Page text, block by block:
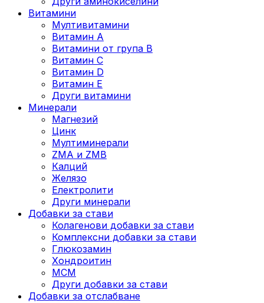
Витамини
Мултивитамини
Витамин А
Витамини от група B
Витамин C
Витамин D
Витамин E
Други витамини
Минерали
Магнезий
Цинк
Мултиминерали
ZMA и ZMB
Калций
Желязо
Електролити
Други минерали
Добавки за стави
Колагенови добавки за стави
Комплексни добавки за стави
Глюкозамин
Хондроитин
МСМ
Други добавки за стави
Добавки за отслабване